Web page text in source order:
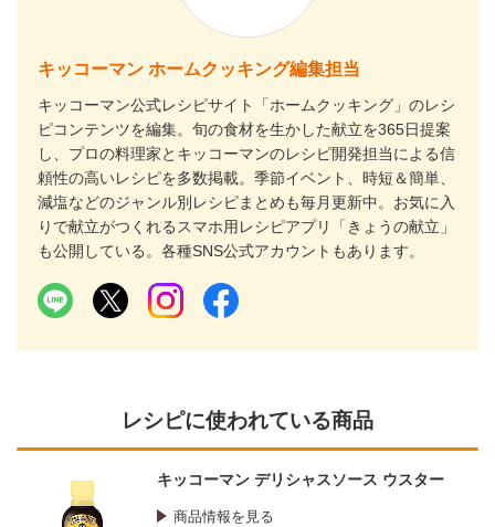
キッコーマン ホームクッキング編集担当
キッコーマン公式レシピサイト「ホームクッキング」のレシ
ピコンテンツを編集。旬の食材を生かした献立を365日提案
し、プロの料理家とキッコーマンのレシピ開発担当による信
頼性の高いレシピを多数掲載。季節イベント、時短＆簡単、
減塩などのジャンル別レシピまとめも毎月更新中。お気に入
りで献立がつくれるスマホ用レシピアプリ「きょうの献立」
も公開している。各種SNS公式アカウントもあります。
レシピに使われている商品
キッコーマン デリシャスソース ウスター
商品情報を見る